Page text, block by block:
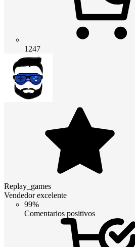
1247
Replay_games
Vendedor excelente
99%
Comentarios positivos